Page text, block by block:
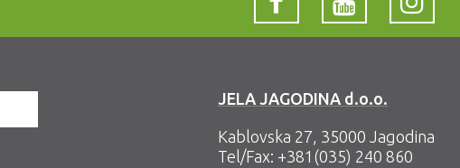
JELA JAGODINA d.o.o.
Kablovska 27, 35000 Jagodina
Tel/Fax: +381(035) 240 860